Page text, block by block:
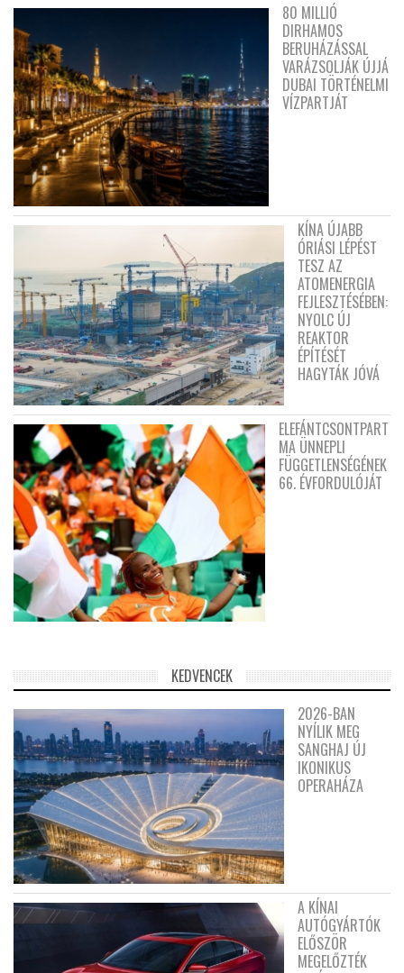
80 MILLIÓ
DIRHAMOS
BERUHÁZÁSSAL
VARÁZSOLJÁK ÚJJÁ
DUBAI TÖRTÉNELMI
VÍZPARTJÁT
KÍNA ÚJABB
ÓRIÁSI LÉPÉST
TESZ AZ
ATOMENERGIA
FEJLESZTÉSÉBEN:
NYOLC ÚJ
REAKTOR
ÉPÍTÉSÉT
HAGYTÁK JÓVÁ
ELEFÁNTCSONTPART
MA ÜNNEPLI
FÜGGETLENSÉGÉNEK
66. ÉVFORDULÓJÁT
KEDVENCEK
2026-BAN
NYÍLIK MEG
SANGHAJ ÚJ
IKONIKUS
OPERAHÁZA
A KÍNAI
AUTÓGYÁRTÓK
ELŐSZÖR
MEGELŐZTÉK